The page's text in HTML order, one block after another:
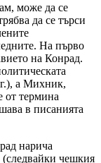
може да се
да се търси
На първо
на Конрад.
г.), а Михник,
от термина
в писанията
нарича
(следвайки чешкия